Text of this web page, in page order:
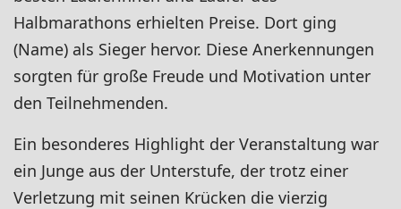
Halbmarathons erhielten Preise. Dort ging
(Name) als Sieger hervor. Diese Anerkennungen
sorgten für große Freude und Motivation unter
den Teilnehmenden.
Ein besonderes Highlight der Veranstaltung war
ein Junge aus der Unterstufe, der trotz einer
Verletzung mit seinen Krücken die vierzig